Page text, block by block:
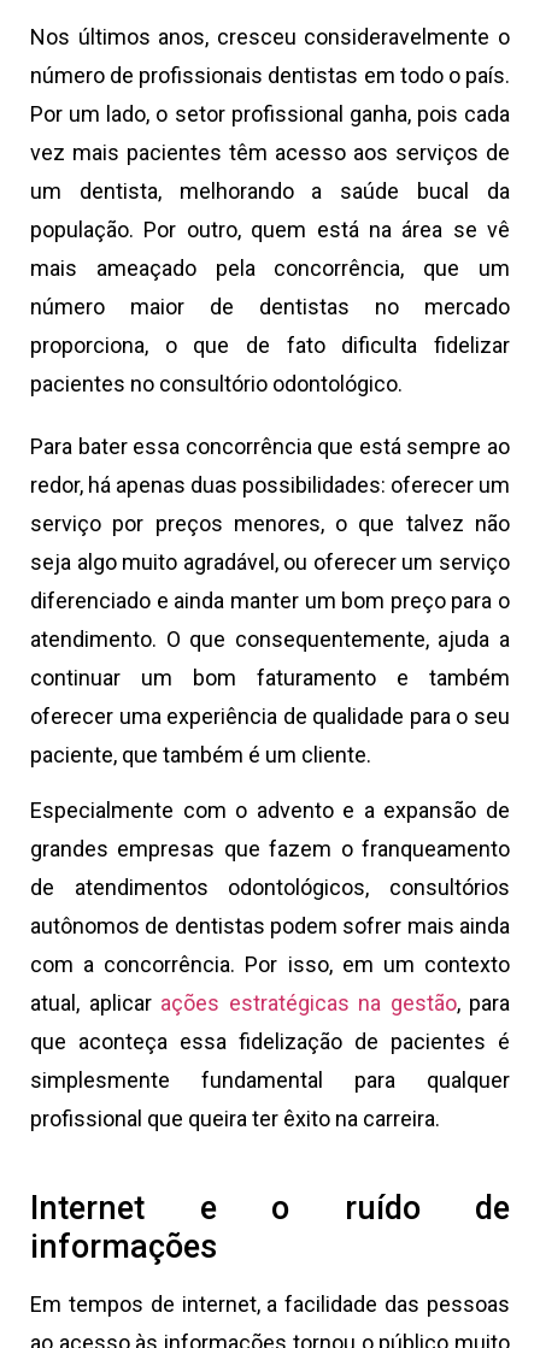
Nos últimos anos, cresceu consideravelmente o
número de profissionais dentistas em todo o país.
Por um lado, o setor profissional ganha, pois cada
vez mais pacientes têm acesso aos serviços de
um dentista, melhorando a saúde bucal da
população. Por outro, quem está na área se vê
mais ameaçado pela concorrência, que um
número maior de dentistas no mercado
proporciona, o que de fato dificulta fidelizar
pacientes no consultório odontológico.
Para bater essa concorrência que está sempre ao
redor, há apenas duas possibilidades: oferecer um
serviço por preços menores, o que talvez não
seja algo muito agradável, ou oferecer um serviço
diferenciado e ainda manter um bom preço para o
atendimento. O que consequentemente, ajuda a
continuar um bom faturamento e também
oferecer uma experiência de qualidade para o seu
paciente, que também é um cliente.
Especialmente com o advento e a expansão de
grandes empresas que fazem o franqueamento
de atendimentos odontológicos, consultórios
autônomos de dentistas podem sofrer mais ainda
com a concorrência. Por isso, em um contexto
atual, aplicar ações estratégicas na gestão, para
que aconteça essa fidelização de pacientes é
simplesmente fundamental para qualquer
profissional que queira ter êxito na carreira.
Internet e o ruído de
informações
Em tempos de internet, a facilidade das pessoas